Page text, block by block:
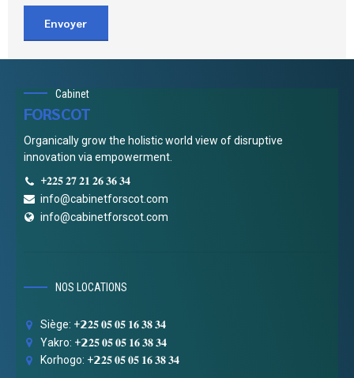
Cabinet
FORSCOT
Organically grow the holistic world view of disruptive
innovation via empowerment.
+𝟐𝟐𝟓 𝟐𝟕 𝟐𝟏 𝟐𝟔 𝟑𝟔 𝟑𝟒
info@cabinetforscot.com
info@cabinetforscot.com
NOS LOCATIONS
Siège: +𝟮𝟐𝟓 𝟎𝟓 𝟎𝟓 𝟏𝟔 𝟑𝟖 𝟑𝟒
Yakro: +𝟮𝟐𝟓 𝟎𝟓 𝟎𝟓 𝟏𝟔 𝟑𝟖 𝟑𝟒
Korhogo: +𝟮𝟐𝟓 𝟎𝟓 𝟎𝟓 𝟏𝟔 𝟑𝟖 𝟑𝟒